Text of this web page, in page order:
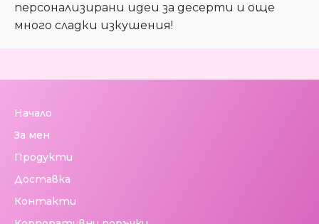
персонализирани идеи за десерти и още
много сладки изкушения!
Начало
За мен
Продукти
Доставка
Контакти